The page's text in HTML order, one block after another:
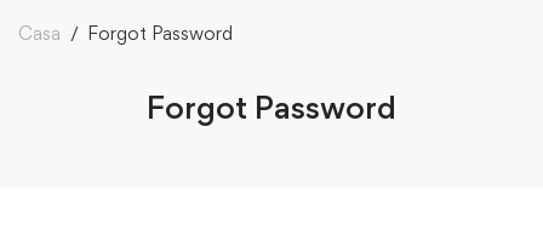
Casa Forgot Password
Forgot Password